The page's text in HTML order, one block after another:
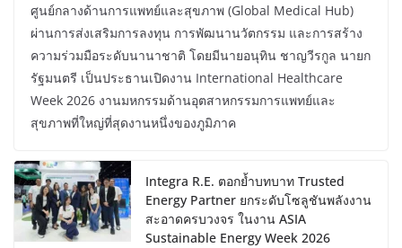
ศูนย์กลางด้านการแพทย์และสุขภาพ (Global Medical Hub)
ผ่านการส่งเสริมการลงทุน การพัฒนานวัตกรรม และการสร้าง
ความร่วมมือระดับนานาชาติ โดยมีนายอนุทิน ชาญวีรกูล นายก
รัฐมนตรี เป็นประธานเปิดงาน International Healthcare
Week 2026 งานมหกรรมด้านอุตสาหกรรมการแพทย์และ
สุขภาพที่ใหญ่ที่สุดงานหนึ่งของภูมิภาค
Integra R.E. ตอกย้ำบทบาท Trusted
Energy Partner ยกระดับโซลูชันพลังงาน
สะอาดครบวงจร ในงาน ASIA
Sustainable Energy Week 2026